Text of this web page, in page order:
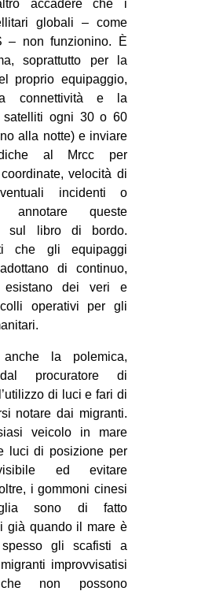
accadere che i
globali – come
– non funzionino. È
soprattutto per la
proprio equipaggio,
connettività e la
satelliti ogni 30 o 60
alla notte) e inviare
al Mrcc per
velocità di
incidenti o
queste
sul libro di bordo.
che gli equipaggi
di continuo,
esistano dei veri e
operativi per gli
la polemica,
procuratore di
di luci e fari di
notare dai migranti.
veicolo in mare
luci di posizione per
ed evitare
i gommoni cinesi
sono di fatto
già quando il mare è
gli scafisti a
improvvisatisi
non possono